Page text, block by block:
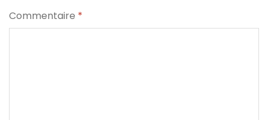
Commentaire *